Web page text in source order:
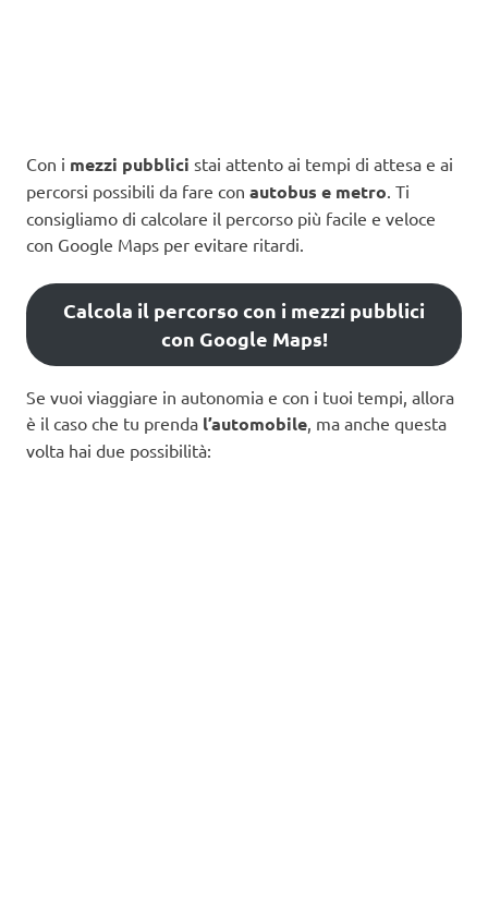
Con i mezzi pubblici stai attento ai tempi di attesa e ai
percorsi possibili da fare con autobus e metro. Ti
consigliamo di calcolare il percorso più facile e veloce
con Google Maps per evitare ritardi.
Calcola il percorso con i mezzi pubblici
con Google Maps!
Se vuoi viaggiare in autonomia e con i tuoi tempi, allora
è il caso che tu prenda l’automobile , ma anche questa
volta hai due possibilità: